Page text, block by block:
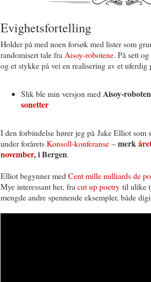
Evighetsfortelling
Holder på med noen forsøk med lister som
randomisert tale fra Aisoy-robotene. På sett
og et stykke på vei en realisering av et
Slik ble min versjon med Aisoy-
sonetter
I den forbindelse hører jeg på Jake Elliot som
under foråretsKonsoll-konferanse –merk
november, i Bergen.
Elliot begynner med Cent mille milliards de
Mye interessant her, fra cut up poetry til ulike
mengde andre spennende eksempler, både